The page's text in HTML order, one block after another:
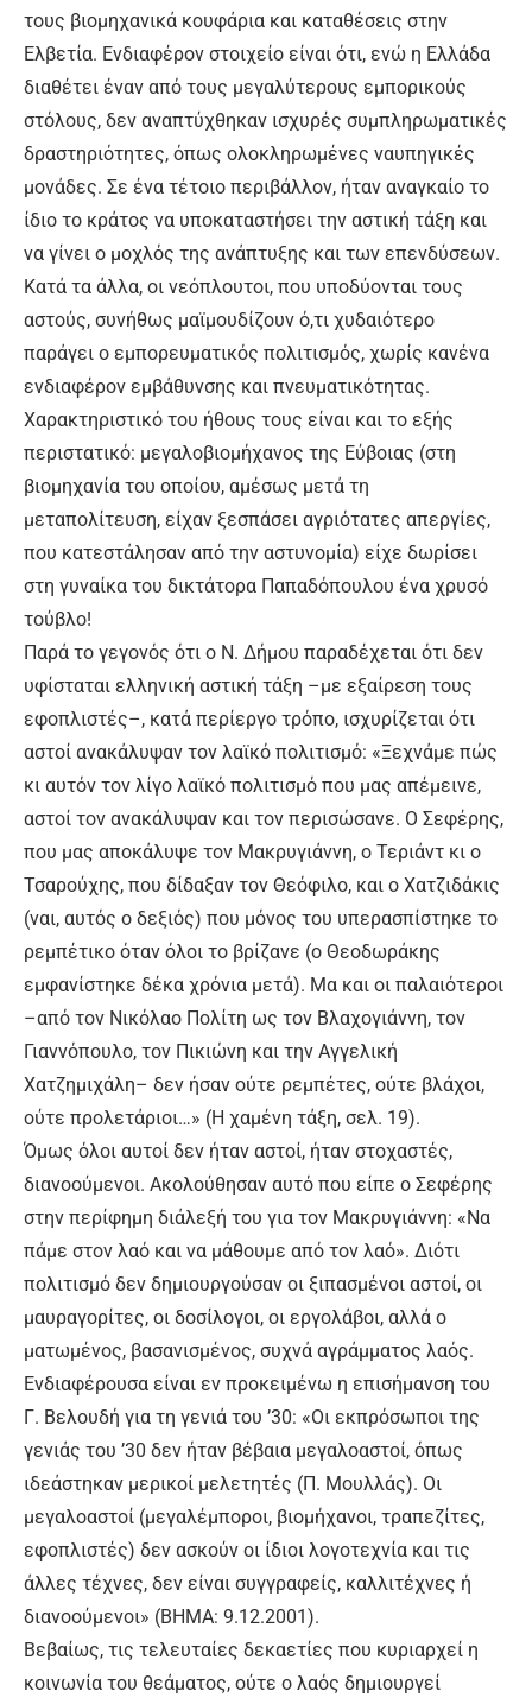
τους βιομηχανικά κουφάρια και καταθέσεις στην
Ελβετία. Ενδιαφέρον στοιχείο είναι ότι, ενώ η Ελλάδα
διαθέτει έναν από τους μεγαλύτερους εμπορικούς
στόλους, δεν αναπτύχθηκαν ισχυρές συμπληρωματικές
δραστηριότητες, όπως ολοκληρωμένες ναυπηγικές
μονάδες. Σε ένα τέτοιο περιβάλλον, ήταν αναγκαίο το
ίδιο το κράτος να υποκαταστήσει την αστική τάξη και
να γίνει ο μοχλός της ανάπτυξης και των επενδύσεων.
Κατά τα άλλα, οι νεόπλουτοι, που υποδύονται τους
αστούς, συνήθως μαϊμουδίζουν ό,τι χυδαιότερο
παράγει ο εμπορευματικός πολιτισμός, χωρίς κανένα
ενδιαφέρον εμβάθυνσης και πνευματικότητας.
Χαρακτηριστικό του ήθους τους είναι και το εξής
περιστατικό: μεγαλοβιομήχανος της Εύβοιας (στη
βιομηχανία του οποίου, αμέσως μετά τη
μεταπολίτευση, είχαν ξεσπάσει αγριότατες απεργίες,
που κατεστάλησαν από την αστυνομία) είχε δωρίσει
στη γυναίκα του δικτάτορα Παπαδόπουλου ένα χρυσό
τούβλο!
Παρά το γεγονός ότι ο Ν. Δήμου παραδέχεται ότι δεν
υφίσταται ελληνική αστική τάξη –με εξαίρεση τους
εφοπλιστές–, κατά περίεργο τρόπο, ισχυρίζεται ότι
αστοί ανακάλυψαν τον λαϊκό πολιτισμό: «Ξεχνάμε πώς
κι αυτόν τον λίγο λαϊκό πολιτισμό που μας απέμεινε,
αστοί τον ανακάλυψαν και τον περισώσανε. Ο Σεφέρης,
που μας αποκάλυψε τον Μακρυγιάννη, ο Τεριάντ κι ο
Τσαρούχης, που δίδαξαν τον Θεόφιλο, και ο Χατζιδάκις
(ναι, αυτός ο δεξιός) που μόνος του υπερασπίστηκε το
ρεμπέτικο όταν όλοι το βρίζανε (ο Θεοδωράκης
εμφανίστηκε δέκα χρόνια μετά). Μα και οι παλαιότεροι
–από τον Νικόλαο Πολίτη ως τον Βλαχογιάννη, τον
Γιαννόπουλο, τον Πικιώνη και την Αγγελική
Χατζημιχάλη– δεν ήσαν ούτε ρεμπέτες, ούτε βλάχοι,
ούτε προλετάριοι…» (Η χαμένη τάξη, σελ. 19).
Όμως όλοι αυτοί δεν ήταν αστοί, ήταν στοχαστές,
διανοούμενοι. Ακολούθησαν αυτό που είπε ο Σεφέρης
στην περίφημη διάλεξή του για τον Μακρυγιάννη: «Να
πάμε στον λαό και να μάθουμε από τον λαό». Διότι
πολιτισμό δεν δημιουργούσαν οι ξιπασμένοι αστοί, οι
μαυραγορίτες, οι δοσίλογοι, οι εργολάβοι, αλλά ο
ματωμένος, βασανισμένος, συχνά αγράμματος λαός.
Ενδιαφέρουσα είναι εν προκειμένω η επισήμανση του
Γ. Βελουδή για τη γενιά του ’30: «Οι εκπρόσωποι της
γενιάς του ’30 δεν ήταν βέβαια μεγαλοαστοί, όπως
ιδεάστηκαν μερικοί μελετητές (Π. Μουλλάς). Οι
μεγαλοαστοί (μεγαλέμποροι, βιομήχανοι, τραπεζίτες,
εφοπλιστές) δεν ασκούν οι ίδιοι λογοτεχνία και τις
άλλες τέχνες, δεν είναι συγγραφείς, καλλιτέχνες ή
διανοούμενοι» (ΒΗΜΑ: 9.12.2001).
Βεβαίως, τις τελευταίες δεκαετίες που κυριαρχεί η
κοινωνία του θεάματος, ούτε ο λαός δημιουργεί